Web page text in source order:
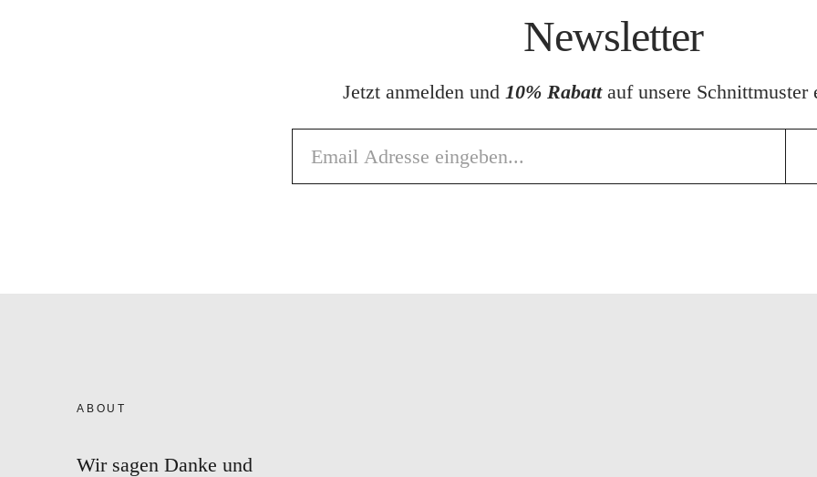
Newsletter
Jetzt anmelden und 10% Rabattauf unsere Schnittmuster
ABOUT
Wir sagen Danke und